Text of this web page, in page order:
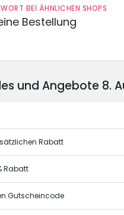
BEI ÄHNLICHEN SHOPS
Bestellung
und Angebote 8.
Rabatt
Rabatt
Gutscheincode